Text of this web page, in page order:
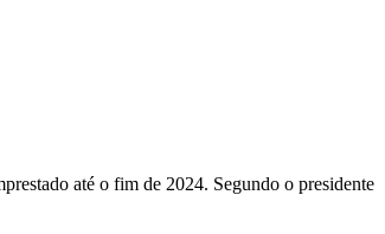
até o fim de 2024. Segundo o presidente